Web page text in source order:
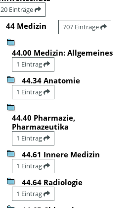
20 Einträge
44 Medizin 707 Einträge
44.00 Medizin: Allgemeines
1 Eintrag
44.34 Anatomie
1 Eintrag
44.40 Pharmazie,
Pharmazeutika
1 Eintrag
44.61 Innere Medizin
1 Eintrag
44.64 Radiologie
1 Eintrag